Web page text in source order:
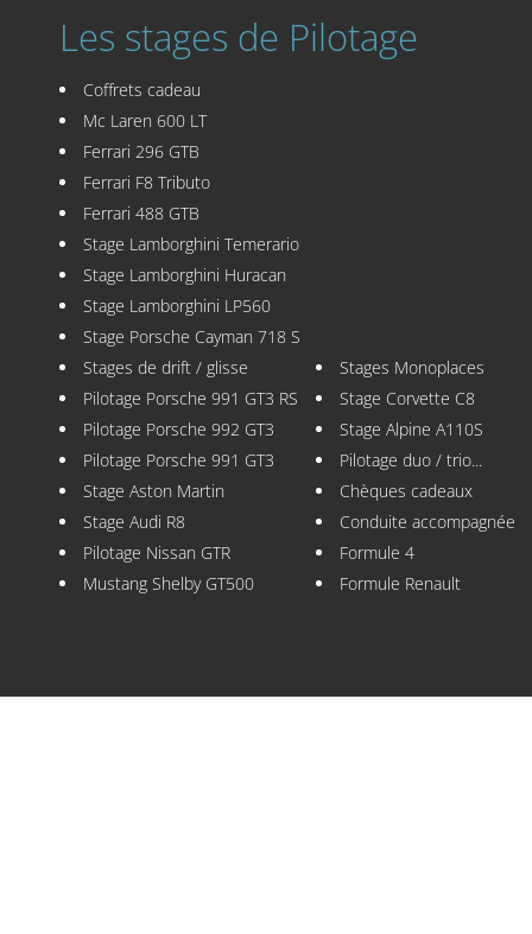
Les stages de Pilotage
Coffrets cadeau
Mc Laren 600 LT
Ferrari 296 GTB
Ferrari F8 Tributo
Ferrari 488 GTB
Stage Lamborghini Temerario
Stage Lamborghini Huracan
Stage Lamborghini LP560
Stage Porsche Cayman 718 S
Stages de drift / glisse
Pilotage Porsche 991 GT3 RS
Pilotage Porsche 992 GT3
Pilotage Porsche 991 GT3
Stage Aston Martin
Stage Audi R8
Pilotage Nissan GTR
Mustang Shelby GT500
Stages Monoplaces
Stage Corvette C8
Stage Alpine A110S
Pilotage duo / trio...
Chèques cadeaux
Conduite accompagnée
Formule 4
Formule Renault